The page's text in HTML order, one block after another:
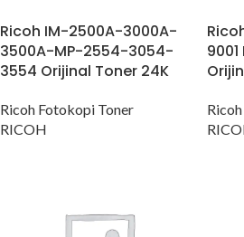
Ricoh IM-2500A-3000A-
3500A-MP-2554-3054-
3554 Orijinal Toner 24K
Ricoh Fotokopi Toner
RICOH